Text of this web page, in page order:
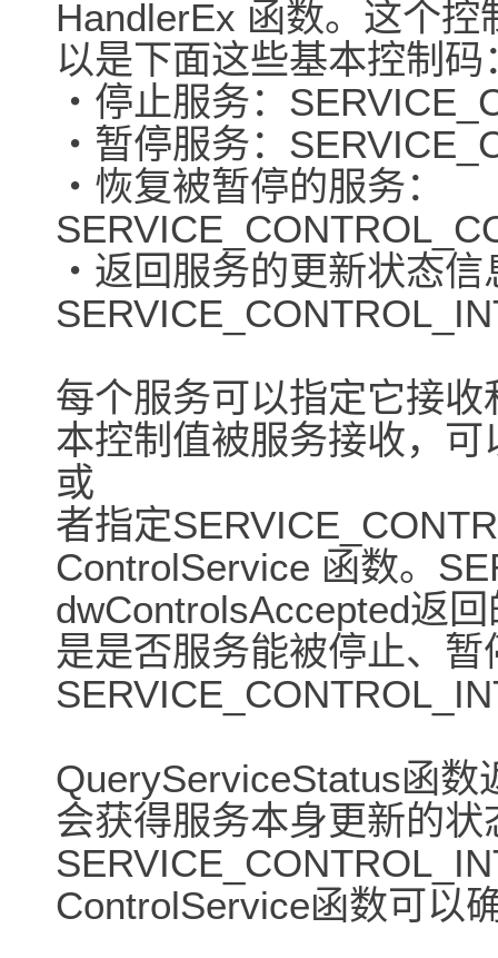
HandlerEx 函数。这个
以是下面这些基本控制码
・停止服务：
・暂停服务：
・恢复被暂停的服务：
・返回服务的更新状态信
每个服务可以指定它接
本控制值被服务接收，
或
者指定
ControlService 函数。
dwControlsAccepted返回
是是否服务能被停止、
QueryServiceStatus函
会获得服务本身更新的状
ControlService函数可以